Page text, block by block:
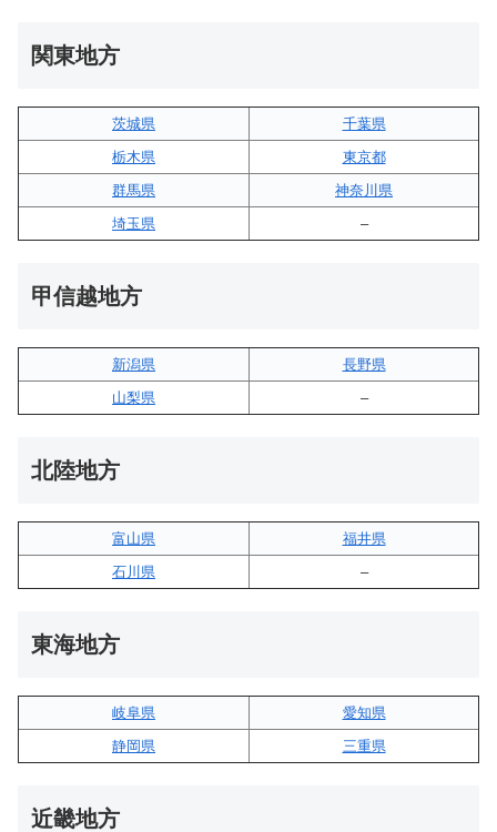
関東地方
茨城県
千葉県
栃木県
東京都
群馬県
神奈川県
埼玉県
–
甲信越地方
新潟県
長野県
山梨県
–
北陸地方
富山県
福井県
石川県
–
東海地方
岐阜県
愛知県
静岡県
三重県
近畿地方